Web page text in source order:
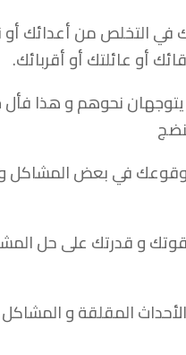
في التخلص من أعدائك
أو عائلتك أو أقربائك.
نحوهم و هذا فأل
في بعض المشاكل و
و قدرتك على حل
المقلقة و